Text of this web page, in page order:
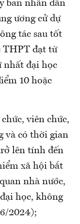
ban nhân dân
ương cử dự
tác sau tốt
THPT đạt từ
nhất đại học
10 hoặc
viên chức,
và có thời gian
lên tính đến
xã hội bắt
nhà nước,
học, không
2024);